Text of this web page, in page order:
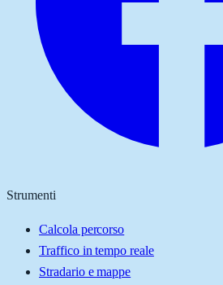
Strumenti
Calcola percorso
Traffico in tempo reale
Stradario e mappe